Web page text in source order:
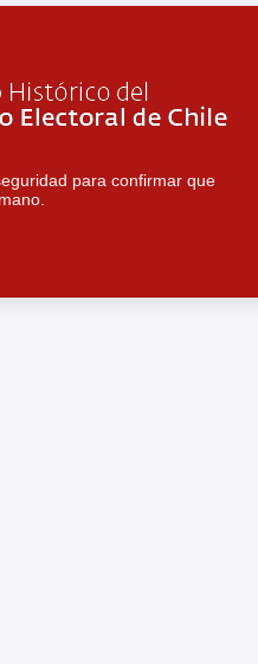
para confirmar que